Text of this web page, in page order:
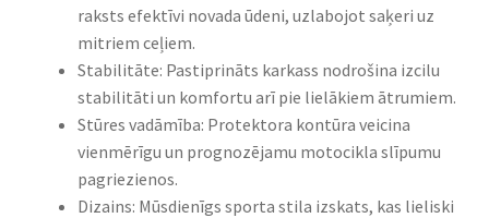
raksts efektīvi novada ūdeni, uzlabojot saķeri uz
mitriem ceļiem.​
Stabilitāte: Pastiprināts karkass nodrošina izcilu
stabilitāti un komfortu arī pie lielākiem ātrumiem.​
Stūres vadāmība: Protektora kontūra veicina
vienmērīgu un prognozējamu motocikla slīpumu
pagriezienos.​
Dizains: Mūsdienīgs sporta stila izskats, kas lieliski